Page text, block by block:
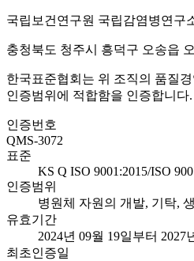
국립보건연구원 국립감염병연구
충청북도 청주시 흥덕구 오송읍
한국표준협회는 위 조직의 품질
인증범위에 적합함을 인증합니다.
인증번호
QMS-3072
표준
KS Q ISO 9001:2015/ISO
인증범위
병원체 자원의 개발, 기탁,
유효기간
2024년 09월 19일부터 2027
최초인증일